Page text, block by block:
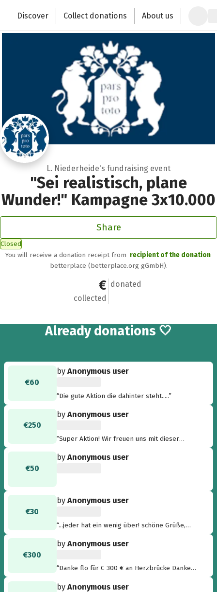
Change the world with your donation
Discover Collect donations About us
L. Niederheide's fundraising event
"Sei realistisch, plane
Wunder!" Kampagne 3x10.000
Share
Closed
You will receive a donation receipt from recipient of the donation
betterplace (betterplace.org gGmbH).
€800
collected
8
donated
Already 8
donations 🤍
€60
byAnonymous user
“Die gute Aktion die dahinter steht.....”
€250
byAnonymous user
“Super Aktion! Wir freuen uns mit dieser
volvo B&E in Norderstedt”
€50
byAnonymous user
€30
byAnonymous user
“...jeder hat ein wenig über! schöne Grüße,
€300
byAnonymous user
“Danke flo für C 300 € an Herzbrücke Danke
byAnonymous user